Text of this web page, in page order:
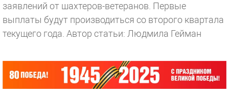
заявлений от шахтеров-ветеранов. Первые
выплаты будут производиться со второго квартала
текущего года. Автор статьи: Людмила Гейман